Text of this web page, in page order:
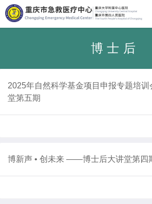
博士后
2025年自然科学基金项目申报专题培训会 ——博士后
堂第五期
博新声 • 创未来 ——博士后大讲堂第四